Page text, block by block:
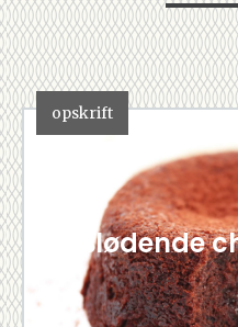
opskrift
Blødende